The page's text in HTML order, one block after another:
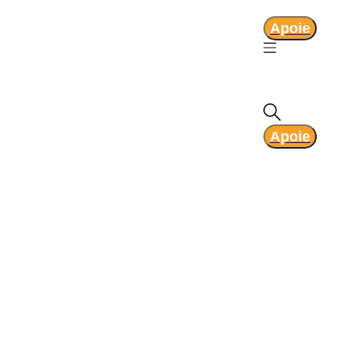
Apoie
Apoie